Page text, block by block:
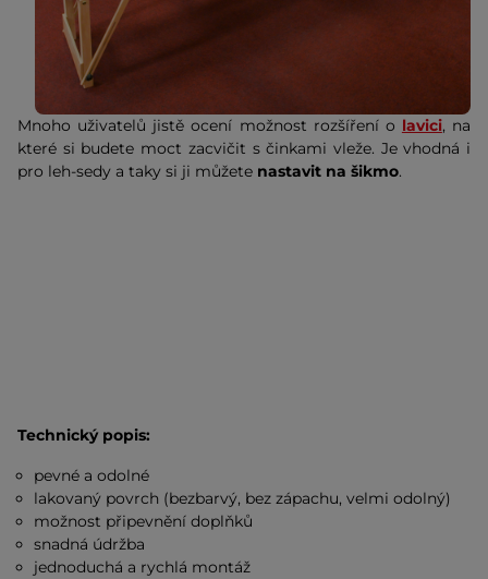
Mnoho uživatelů jistě ocení možnost rozšíření o lavici, na
které si budete moct zacvičit s činkami vleže. Je vhodná i
pro leh-sedy a taky si ji můžete nastavit na šikmo.
Technický popis:
pevné a odolné
lakovaný povrch (bezbarvý, bez zápachu, velmi odolný)
možnost připevnění doplňků
snadná údržba
jednoduchá a rychlá montáž